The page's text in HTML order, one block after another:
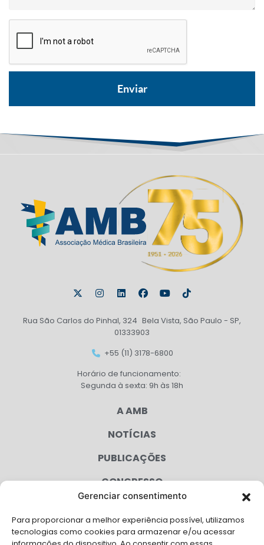
Gerenciar consentimento
Para proporcionar a melhor experiência possível, utilizamos
tecnologias como cookies para armazenar e/ou acessar
Rua São Carlos do Pinhal, 324 Bela Vista, São Paulo - SP,
01333903
+55 (11) 3178-6800
Horário de funcionamento:
Segunda à sexta: 9h às 18h
A AMB
NOTÍCIAS
PUBLICAÇÕES
CONGRESSO
CAMPANHAS